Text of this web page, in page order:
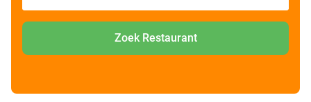
Zoek Restaurant